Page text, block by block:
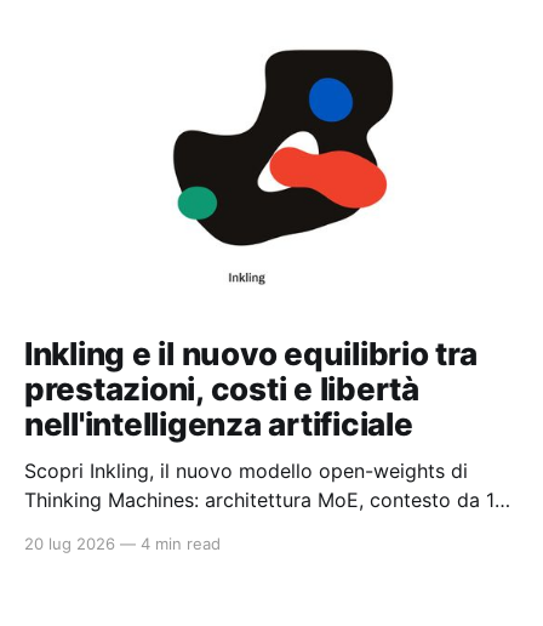
Inkling e il nuovo equilibrio tra
prestazioni, costi e libertà
nell'intelligenza artificiale
Scopri Inkling, il nuovo modello open-weights di
Thinking Machines: architettura MoE, contesto da 1
enterprise.
20 lug 2026 — 4 min read